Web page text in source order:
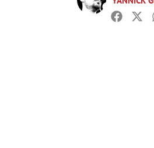
Facebook